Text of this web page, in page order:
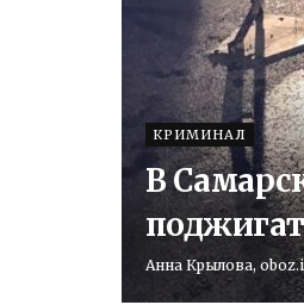
КРИМИНАЛ
В
Анна Крылова,